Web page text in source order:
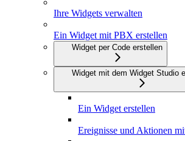
Ihre Widgets verwalten
Ein Widget mit PBX erstellen
Widget per Code erstellen
Widget mit dem Widget Studio
Ein Widget erstellen
Ereignisse und Aktionen